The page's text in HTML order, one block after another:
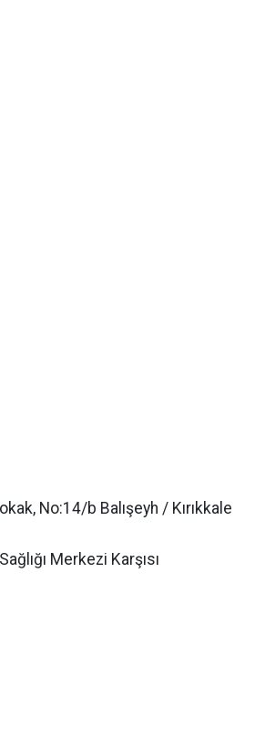
No:14/b Balışeyh / Kırıkkale
Merkezi Karşısı